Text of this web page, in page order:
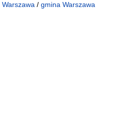
Warszawa / gmina Warszawa